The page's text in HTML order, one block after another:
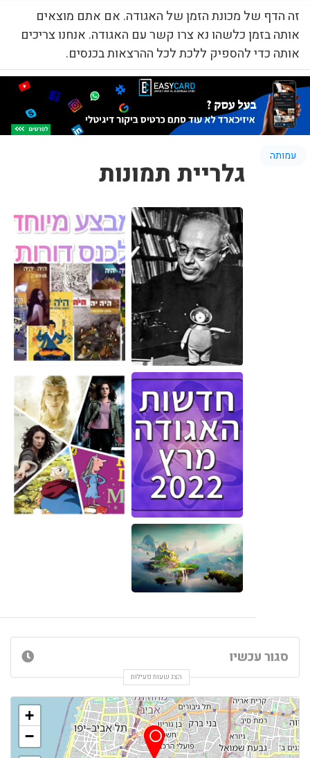
זה הדף של מכונת הזמן של האגודה. אם אתם מוצאים
אותה בזמן כלשהו נא צרו קשר עם האגודה. אנחנו צריכים
אותה כדי להספיק ללכת לכל ההרצאות בכנסים.
עמותה
גלריית תמונות
סגור עכשיו
הצג שעות פעילות
+
−